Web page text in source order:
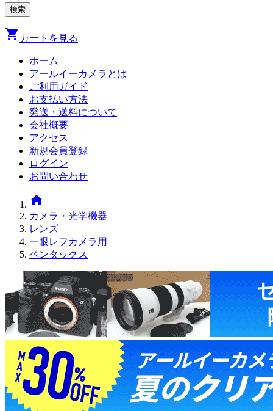
shopping_cart カートを見る
ホーム
アールイーカメラとは
ご利用ガイド
お支払い方法
発送・送料について
会社概要
アクセス
新規会員登録
ログイン
お問い合わせ
home
カメラ・光学機器
レンズ
一眼レフカメラ用
ペンタックス